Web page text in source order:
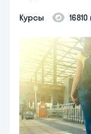
курсы